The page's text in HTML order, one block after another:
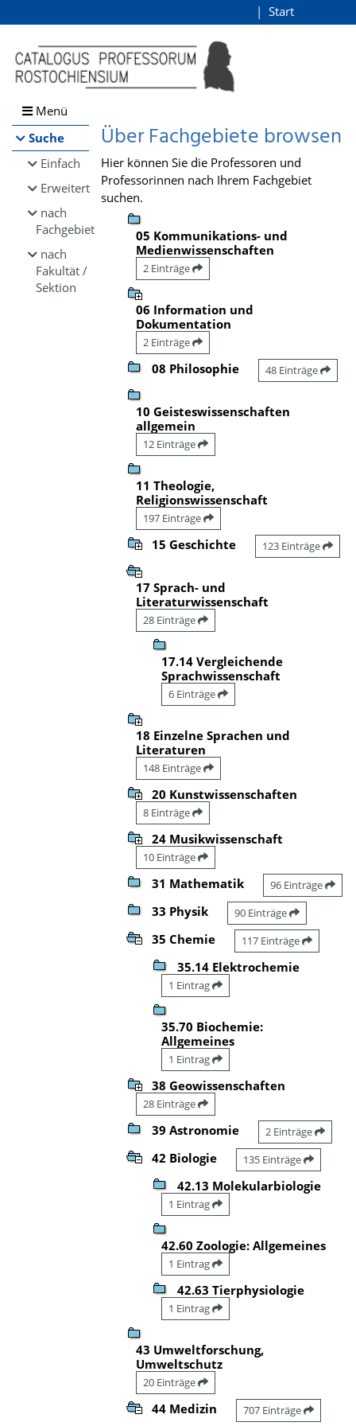
Browsen
direkt zum Inhalt
Start
Menü
Suche
Einfach
Erweitert
nach
Fachgebiet
nach
Fakultät /
Sektion
Über Fachgebiete browsen
Hier können Sie die Professoren und
Professorinnen nach Ihrem Fachgebiet
suchen.
05 Kommunikations- und
Medienwissenschaften
2 Einträge
06 Information und
Dokumentation
2 Einträge
08 Philosophie 48 Einträge
10 Geisteswissenschaften
allgemein
12 Einträge
11 Theologie,
Religionswissenschaft
197 Einträge
15 Geschichte 123 Einträge
17 Sprach- und
Literaturwissenschaft
28 Einträge
17.14 Vergleichende
Sprachwissenschaft
6 Einträge
18 Einzelne Sprachen und
Literaturen
148 Einträge
20 Kunstwissenschaften
8 Einträge
24 Musikwissenschaft
10 Einträge
31 Mathematik 96 Einträge
33 Physik 90 Einträge
35 Chemie 117 Einträge
35.14 Elektrochemie
1 Eintrag
35.70 Biochemie:
Allgemeines
1 Eintrag
38 Geowissenschaften
28 Einträge
39 Astronomie 2 Einträge
42 Biologie 135 Einträge
42.13 Molekularbiologie
1 Eintrag
42.60 Zoologie: Allgemeines
1 Eintrag
42.63 Tierphysiologie
1 Eintrag
43 Umweltforschung,
Umweltschutz
20 Einträge
44 Medizin 707 Einträge